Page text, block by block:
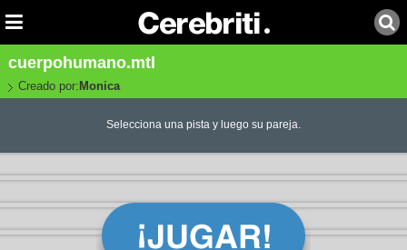
cuerpohumano.mtl
Creado por: Monica
Selecciona una pista y luego su pareja.